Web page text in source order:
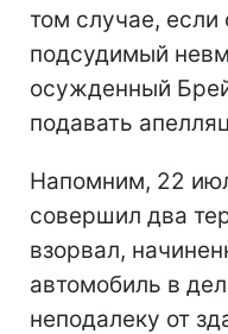
том случае, если
подсудимый
осужденный
подавать
Напомним, 22
совершил два
взорвал,
автомобиль в
неподалеку от